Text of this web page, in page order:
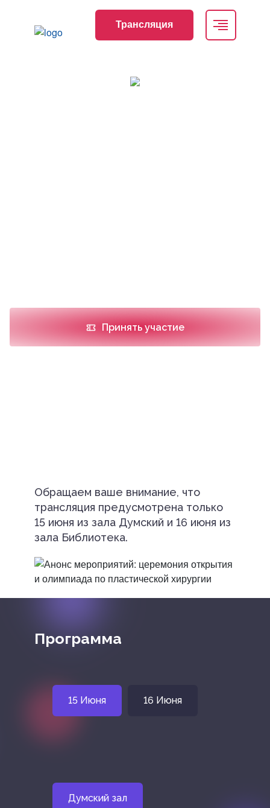
Трансляция
Принять участие
Обращаем ваше внимание, что
трансляция предусмотрена только
15 июня из зала Думский и 16 июня из
зала Библиотека.
Программа
15 Июня 16 Июня
Думский зал